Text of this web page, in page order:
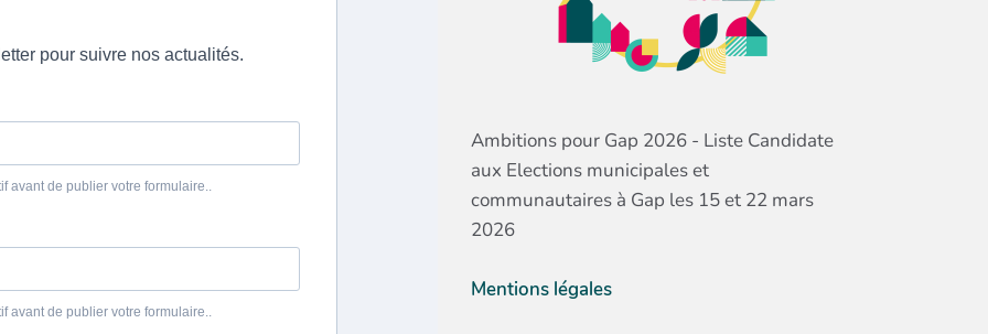
Ambitions pour Gap 2026 - Liste Candidate
aux Elections municipales et
communautaires à Gap les 15 et 22 mars
2026
Mentions légales